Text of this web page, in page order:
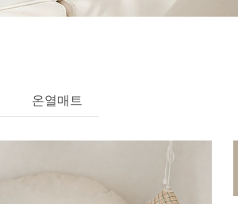
온열매트